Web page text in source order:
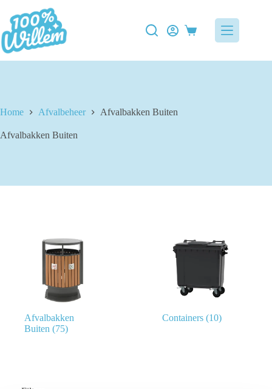
naar
inhoud
Winkelwagen
Home Afvalbeheer Afvalbakken Buiten
Afvalbakken Buiten
Afvalbakken
Buiten (75)
Containers(10)